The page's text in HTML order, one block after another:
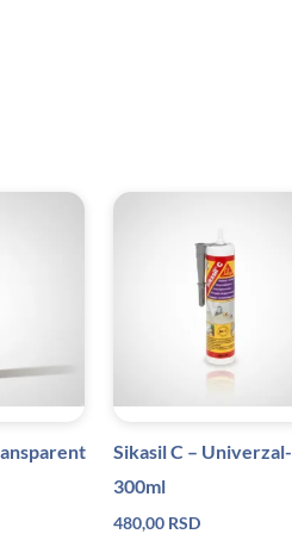
Sikasil C – Univerzal-
300ml
480,00 RSD